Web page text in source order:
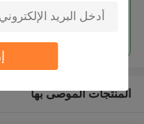
المنتجات الموصى بها